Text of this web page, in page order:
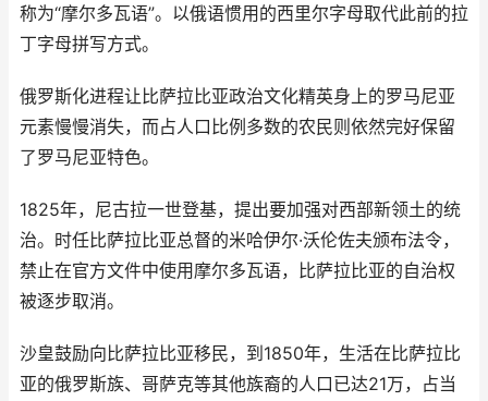
称为“摩尔多瓦语”。以俄语惯用的西里尔字母取代此前的拉
丁字母拼写方式。
俄罗斯化进程让比萨拉比亚政治文化精英身上的罗马尼亚
元素慢慢消失，而占人口比例多数的农民则依然完好保留
了罗马尼亚特色。
1825年，尼古拉一世登基，提出要加强对西部新领土的统
治。时任比萨拉比亚总督的米哈伊尔·沃伦佐夫颁布法令，
禁止在官方文件中使用摩尔多瓦语，比萨拉比亚的自治权
被逐步取消。
沙皇鼓励向比萨拉比亚移民，到1850年，生活在比萨拉比
亚的俄罗斯族、哥萨克等其他族裔的人口已达21万，占当